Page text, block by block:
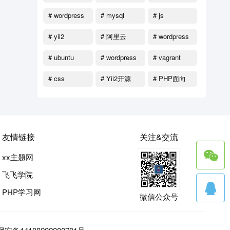
# wordpress
# mysql # js
# yii2 # 阿里云
# wordpress
# ubuntu
# wordpress
# vagrant
# css # Yii2开源
# PHP面向
友情链接
xx主题网
飞飞学院
PHP学习网
关注&交流
微信公众号